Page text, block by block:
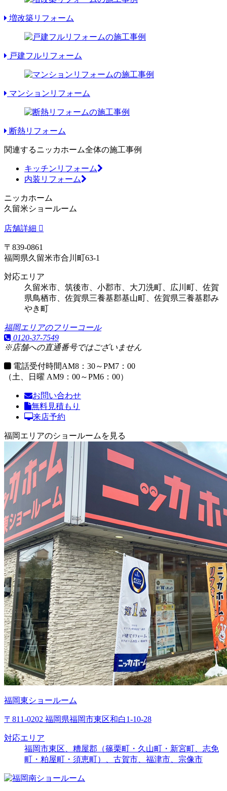
増改築リフォーム
戸建フルリフォーム
マンションリフォーム
断熱リフォーム
関連するニッカホーム全体の施工事例
キッチンリフォーム
内装リフォーム
ニッカホーム
久留米ショールーム
店舗詳細
〒839-0861
福岡県久留米市合川町63-1
対応エリア
久留米市、筑後市、小郡市、大刀洗町、広川町、佐賀
県鳥栖市、佐賀県三養基郡基山町、佐賀県三養基郡み
やき町
福岡エリアのフリーコール
0120-37-7549
※店舗への直通番号ではございません
電話受付時間AM8：30～PM7：00
（土、日曜 AM9：00～PM6：00）
お問い合わせ
無料見積もり
来店予約
福岡エリアのショールームを見る
福岡東ショールーム
〒811-0202 福岡県福岡市東区和白1-10-28
対応エリア
福岡市東区、糟屋郡（篠栗町・久山町・新宮町、志免
町・粕屋町・須恵町）、古賀市、福津市、宗像市